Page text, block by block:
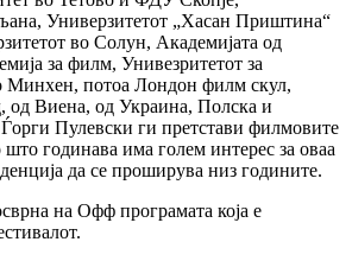
Универзитетот „Хасан Приштина“
во Солун, Академијата од
за филм, Унивезритетот за
Минхен, потоа Лондон филм скул,
од Виена, од Украина, Полска и
Пулевски ги претстави филмовите
што годинава има голем интерес за оваа
да се проширува низ годините.
на Офф програмата која е